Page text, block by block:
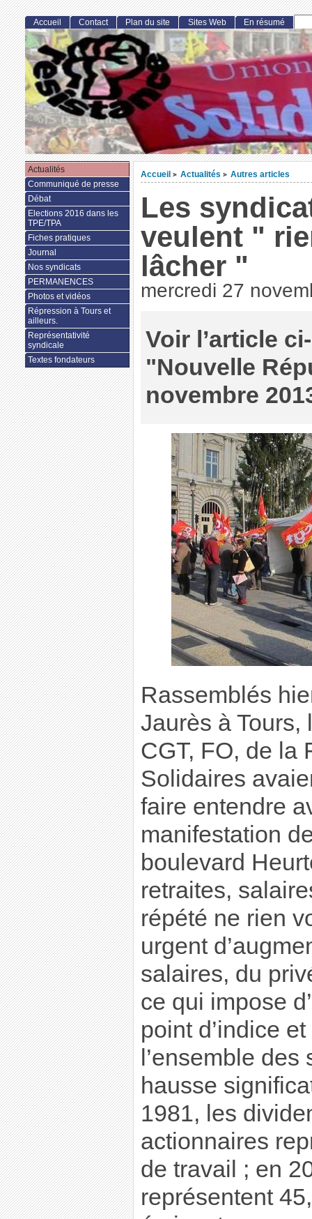
Accueil > Actualités > Autres articles
Les
veulent "
lâcher "
mercredi 27
Voir l’article
"Nouvelle
novembre
Rassemblés
Jaurès à Tours,
CGT, FO, de la
Solidaires
faire entendre
manifestation
boulevard
retraites,
répété ne rien
urgent
salaires, du
ce qui impose
point d’indice
l’ensemble
hausse
1981, les
actionnaires
de travail ; en
représentent
Accueil Contact Plan du site Sites Web En résumé
Actualités
Communiqué de presse
Débat
Elections 2016 dans les
TPE/TPA
Fiches pratiques
Journal
Nos syndicats
PERMANENCES
Photos et vidéos
Répression à Tours et
ailleurs.
Représentativité
syndicale
Textes fondateurs